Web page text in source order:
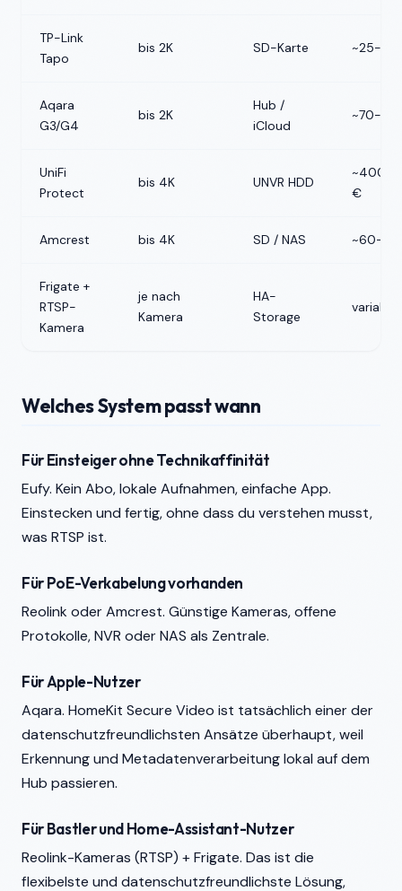
TP-Link
Tapo
bis 2K SD-Karte ~25-
Aqara
G3/G4
bis 2K
Hub /
iCloud
~70-
UniFi
Protect
bis 4K UNVR HDD
~400-
€
Amcrest bis 4K SD / NAS ~60-
Frigate +
RTSP-
Kamera
je nach
Kamera
HA-
Storage
variabel
Welches System passt wann
Für Einsteiger ohne Technikaffinität
Eufy. Kein Abo, lokale Aufnahmen, einfache App.
Einstecken und fertig, ohne dass du verstehen musst,
was RTSP ist.
Für PoE-Verkabelung vorhanden
Reolink oder Amcrest. Günstige Kameras, offene
Protokolle, NVR oder NAS als Zentrale.
Für Apple-Nutzer
Aqara. HomeKit Secure Video ist tatsächlich einer der
datenschutzfreundlichsten Ansätze überhaupt, weil
Erkennung und Metadatenverarbeitung lokal auf dem
Hub passieren.
Für Bastler und Home-Assistant-Nutzer
Reolink-Kameras (RTSP) + Frigate. Das ist die
flexibelste und datenschutzfreundlichste Lösung,